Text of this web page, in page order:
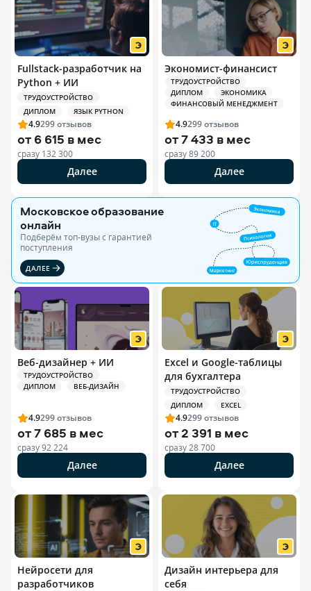
Fullstack-разработчик на
Python + ИИ
ТРУДОУСТРОЙСТВО
ДИПЛОМ
ЯЗЫК PYTHON
4.9299отзывов
от 6 615 в мес
сразу 132 300
Далее
Экономист-финансист
ТРУДОУСТРОЙСТВО
ДИПЛОМ
ЭКОНОМИКА
ФИНАНСОВЫЙ МЕНЕДЖМЕНТ
4.9299отзывов
от7 433 в мес
сразу89 200
Далее
Московское образование
онлайн
Подберём топ-вузы c гарантией
поступления
ДАЛЕЕ
Веб-дизайнер + ИИ
ТРУДОУСТРОЙСТВО
ДИПЛОМ
ВЕБ-ДИЗАЙН
4.9299отзывов
от7 685 в мес
сразу92 224
Далее
Excel и Google-таблицы
для бухгалтера
ТРУДОУСТРОЙСТВО
ДИПЛОМ
EXCEL
4.9299отзывов
от2 391 в мес
сразу 28 700
Далее
Нейросети для
разработчиков
Дизайн интерьера для
себя